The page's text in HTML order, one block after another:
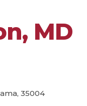
MD
35004